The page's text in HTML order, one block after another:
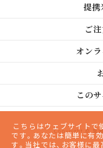
提携
ご
オン
この
Copyright © 黒
こちらはウェブサイト
です。あなたは簡単に有
す。当社では、お客様に